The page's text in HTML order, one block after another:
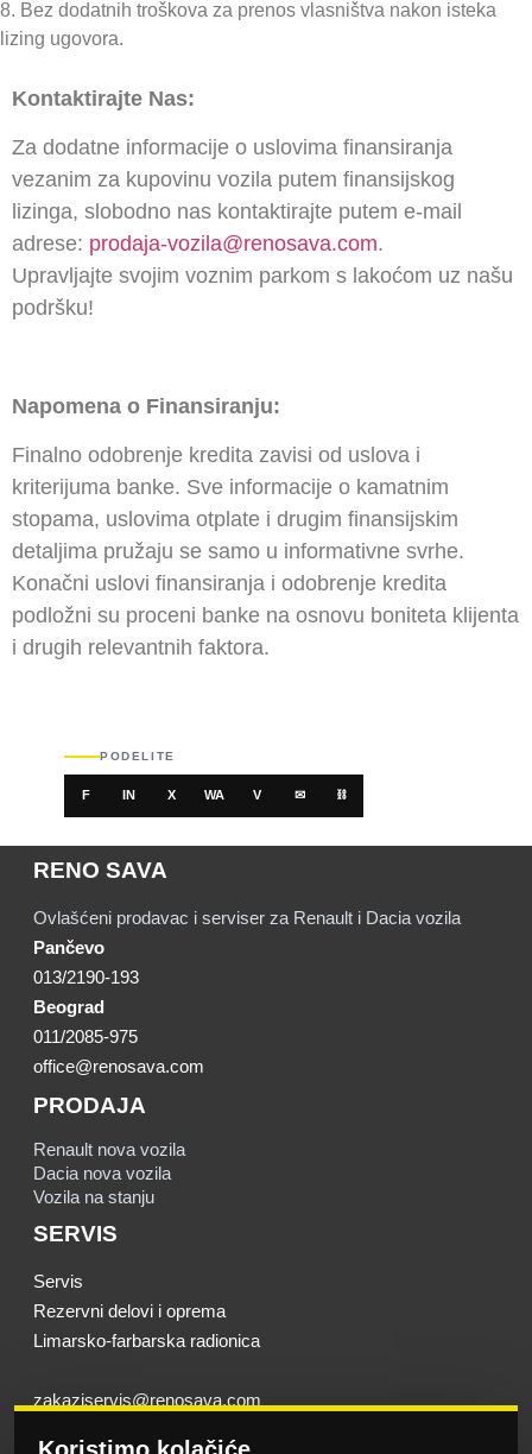
8. Bez dodatnih troškova za prenos vlasništva nakon isteka
lizing ugovora.
Kontaktirajte Nas:
Za dodatne informacije o uslovima finansiranja
vezanim za kupovinu vozila putem finansijskog
lizinga, slobodno nas kontaktirajte putem e-mail
adrese: prodaja-vozila@renosava.com.
Upravljajte svojim voznim parkom s lakoćom uz našu
podršku!
Napomena o Finansiranju:
Finalno odobrenje kredita zavisi od uslova i
kriterijuma banke. Sve informacije o kamatnim
stopama, uslovima otplate i drugim finansijskim
detaljima pružaju se samo u informativne svrhe.
Konačni uslovi finansiranja i odobrenje kredita
podložni su proceni banke na osnovu boniteta klijenta
i drugih relevantnih faktora.
PODELITE
F IN X WA V ✉ ⛓
RENO SAVA
Ovlašćeni prodavac i serviser za Renault i Dacia vozila
Pančevo
013/2190-193
Beograd
011/2085-975
office@renosava.com
PRODAJA
Renault nova vozila
Dacia nova vozila
Vozila na stanju
SERVIS
Servis
Rezervni delovi i oprema
Limarsko-farbarska radionica
zakaziservis@renosava.com